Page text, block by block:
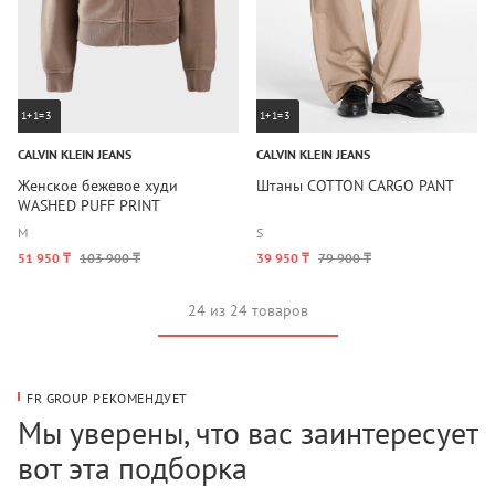
1+1=3
CALVIN KLEIN JEANS
Женское бежевое худи
WASHED PUFF PRINT
M
51 950 ₸ 103 900 ₸
1+1=3
CALVIN KLEIN JEANS
Штаны COTTON CARGO PANT
S
39 950 ₸ 79 900 ₸
24 из 24 товаров
FR GROUP РЕКОМЕНДУЕТ
Мы уверены, что вас заинтересует
вот эта подборка